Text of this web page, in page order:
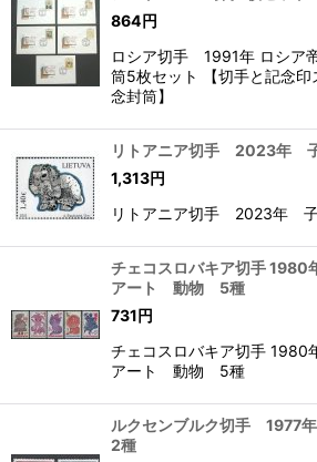
864円
ロシア切手 1991年 ロシア
筒5枚セット 【切手と記念
念封筒】
リトアニア切手 2023年
1,313円
リトアニア切手 2023年
チェコスロバキア切手
アート 動物 5種
731円
チェコスロバキア切手
アート 動物 5種
ルクセンブルク切手 1977
2種